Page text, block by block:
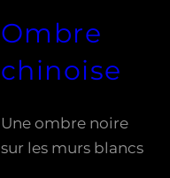
Ombre
chinoise
Une ombre noire
sur les murs blancs